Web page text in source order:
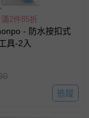
2件85折
- 防水按扣式
具-2入
追蹤